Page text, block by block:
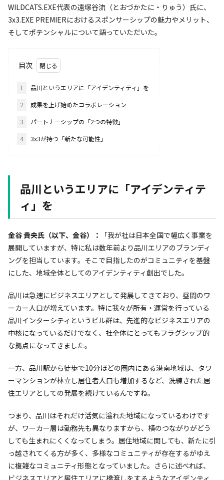
WILDCATS.EXE代表の遠塚谷流（とおづかたに・りゅう）氏に、
3x3.EXE PREMIERにおけるスポンサーシップの魅力やメリット、
そしてポテンシャルについて語っていただいた。
目次
1
品川というエリアに「アイデンティティ」を
2
成果を上げ始めたコラボレーション
3
パートナーシップの「2つの特徴」
4
3x3が持つ「新たな可能性」
品川というエリアに「アイデンティテ
ィ」を
金谷 貴央氏（以下、金谷）：
「我が社は日本全国で幅広く事業を
展開していますが、特に私は数年前より品川エリアのブランディ
ングを担当しています。そこで目指したのがコミュニティを基盤
にした、地域全体としてのアイデンティティ創出でした。
品川は急速にビジネスエリアとして発展してきており、昼間のワ
ーカー人口が増えています。特に我々が所有・運営を行っている
品川インターシティというビル群は、先進的なビジネスエリアの
中核になっているだけでなく、社全体にとってもフラグシップ的
な拠点になってきました。
一方、品川駅から徒歩で10分ほどの圏内にある港南地域は、タワ
ーマンションが林立し居住者人口も増加するなど、洗練された居
住エリアとしての発展を続けているんですね。
つまり、品川はそれだけ活気に溢れた地域になっているわけです
が、ワーカー層は勤務先も異なりますから、横のつながりがどう
しても生まれにくくなってしまう。居住地域に関しても、新たに引
っ越されてくる方が多く、多様なコミュニティが存在するがゆえ
に複雑なコミュニティ形態となっていました。さらに述べれば、
ビジネスエリアと居住エリアに橋渡しをするようなアイデンティ